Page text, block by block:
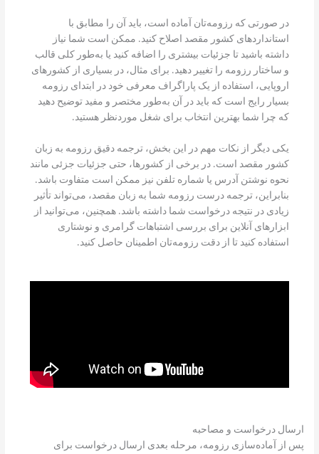
در صورتی که رزومه‌تان آماده است، باید آن را مطابق با
استانداردهای کشور مقصد اصلاح کنید. ممکن است شما نیاز
داشته باشید تا جزئیات بیشتری را اضافه کنید یا به‌طور کلی قالب
و ساختار رزومه را تغییر دهید. برای مثال، در بسیاری از کشورهای
اروپایی، استفاده از یک پاراگراف معرفی خود در ابتدای رزومه
بسیار رایج است که باید در آن به‌طور مختصر و مفید توضیح دهید
که چرا شما بهترین انتخاب برای شغل موردنظر هستید.
یکی دیگر از نکات مهم در این بخش، ترجمه دقیق رزومه به زبان
کشور مقصد است. در برخی از کشورها، حتی جزئیات جزئی مانند
نحوه نوشتن آدرس یا شماره تلفن نیز ممکن است متفاوت باشد.
بنابراین، ترجمه درست رزومه شما به زبان مقصد، می‌تواند تأثیر
زیادی در نتیجه درخواست شما داشته باشد. همچنین، می‌توانید از
ابزارهای آنلاین برای بررسی اشتباهات گرامری و نوشتاری
استفاده کنید تا از دقت رزومه‌تان اطمینان حاصل کنید.
ارسال درخواست و مصاحبه
پس از آماده‌سازی رزومه، مرحله بعدی ارسال درخواست برای